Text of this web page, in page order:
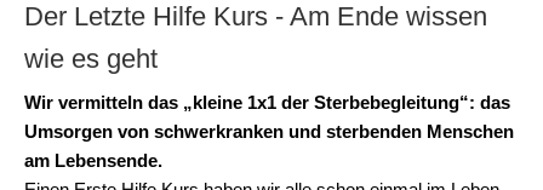
Der Letzte Hilfe Kurs - Am Ende wissen
wie es geht
Wir vermitteln das „kleine 1x1 der Sterbebegleitung“: das
Umsorgen von schwerkranken und sterbenden Menschen
am Lebensende.